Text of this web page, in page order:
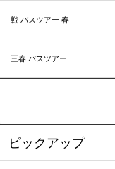
戦 バスツアー 春
三春 バスツアー
ピックアップ